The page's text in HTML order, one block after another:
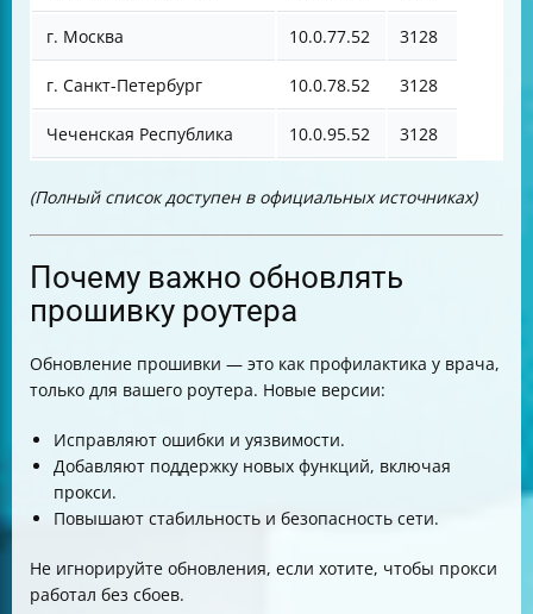
г. Москва 10.0.77.52 3128
г. Санкт-Петербург 10.0.78.52 3128
Чеченская Республика 10.0.95.52 3128
(Полный список доступен в официальных источниках)
Почему важно обновлять
прошивку роутера
Обновление прошивки — это как профилактика у врача,
только для вашего роутера. Новые версии:
Исправляют ошибки и уязвимости.
Добавляют поддержку новых функций, включая
прокси.
Повышают стабильность и безопасность сети.
Не игнорируйте обновления, если хотите, чтобы прокси
работал без сбоев.